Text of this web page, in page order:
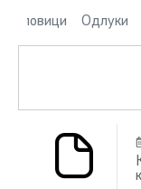
повици Одлуки